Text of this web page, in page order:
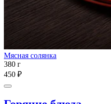
Мясная солянка
380 г
450 ₽